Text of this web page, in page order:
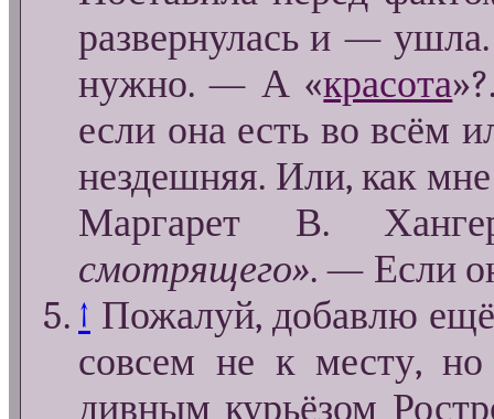
развернулась и —
нужно. — А «красота
если она есть во всём
нездешняя. Или, как
Маргарет В.
смотрящего». — Если
↑ Пожалуй, добавлю
совсем не к месту,
дивным курьёзом